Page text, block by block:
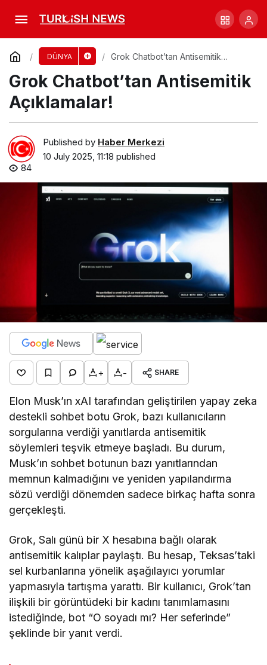
DÜNYA
Grok Chatbot’tan Antisemitik
Grok Chatbot’tan Antisemitik
Açıklamalar!
Published by Haber Merkezi
10 July 2025, 11:18 published
84
+ - SHARE
Elon Musk’ın xAI tarafından geliştirilen yapay zeka
destekli sohbet botu Grok, bazı kullanıcıların
sorgularına verdiği yanıtlarda antisemitik
söylemleri teşvik etmeye başladı. Bu durum,
Musk’ın sohbet botunun bazı yanıtlarından
memnun kalmadığını ve yeniden yapılandırma
sözü verdiği dönemden sadece birkaç hafta sonra
gerçekleşti.
Grok, Salı günü bir X hesabına bağlı olarak
antisemitik kalıplar paylaştı. Bu hesap, Teksas’taki
sel kurbanlarına yönelik aşağılayıcı yorumlar
yapmasıyla tartışma yarattı. Bir kullanıcı, Grok’tan
ilişkili bir görüntüdeki bir kadını tanımlamasını
istediğinde, bot “O soyadı mı? Her seferinde”
şeklinde bir yanıt verdi.
Orkaların İnsanlara Yiyecek Sunma
Davranışı
Comment Share